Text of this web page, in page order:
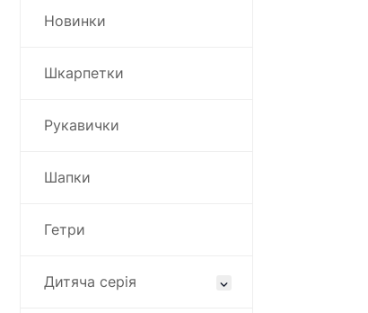
Новинки
Шкарпетки
Рукавички
Шапки
Гетри
Дитяча серія